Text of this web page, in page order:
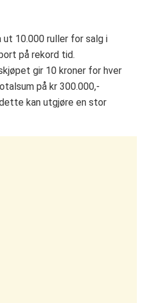
10.000 ruller for salg i
på rekord tid.
gir 10 kroner for hver
på kr 300.000,-
kan utgjøre en stor